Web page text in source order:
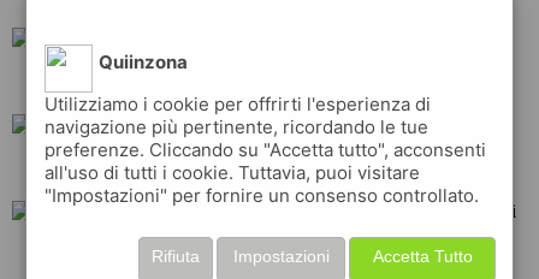
tamoil ip total
repsol api
Quiinzona
Utilizziamo i cookie per offrirti l'esperienza di
navigazione più pertinente, ricordando le tue
preferenze. Cliccando su "Accetta tutto", acconsenti
all'uso di tutti i cookie. Tuttavia, puoi visitare
"Impostazioni" per fornire un consenso controllato.
Accetta Tutto
Impostazioni
Rifiuta